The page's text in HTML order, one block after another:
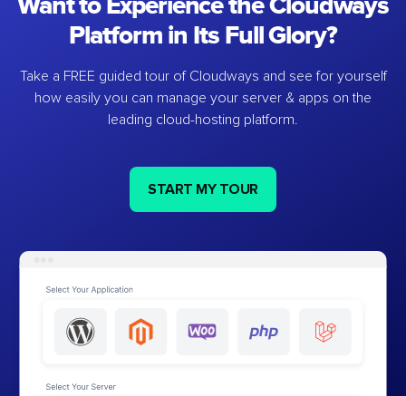
Platform in Its Full Glory?
Take a FREE guided tour of Cloudways and see for yourself
how easily you can manage your server & apps on the
leading cloud-hosting platform.
START MY TOUR